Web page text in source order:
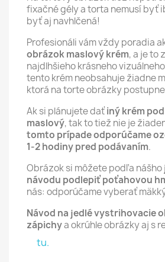
fixačné gély a torta nemusí byť
byť aj navhlčená!
Profesionáli vám vždy poradia
obrázok maslový krém, a je to
najdlhšieho krásneho
tento krém neobsahuje žiadne
ktorá na torte obrázky
Ak si plánujete daťiný krém
maslový, tak to tiež nie je
tomto prípade odporúčame
1-2 hodiny pred podávaním.
Obrázok si môžete podľa nášho
návodu podlepiť poťahovou
nás: odporúčame vyberať
Návod na jedlé vystrihovacie
zápichya okrúhle obrázky aj s
tu.